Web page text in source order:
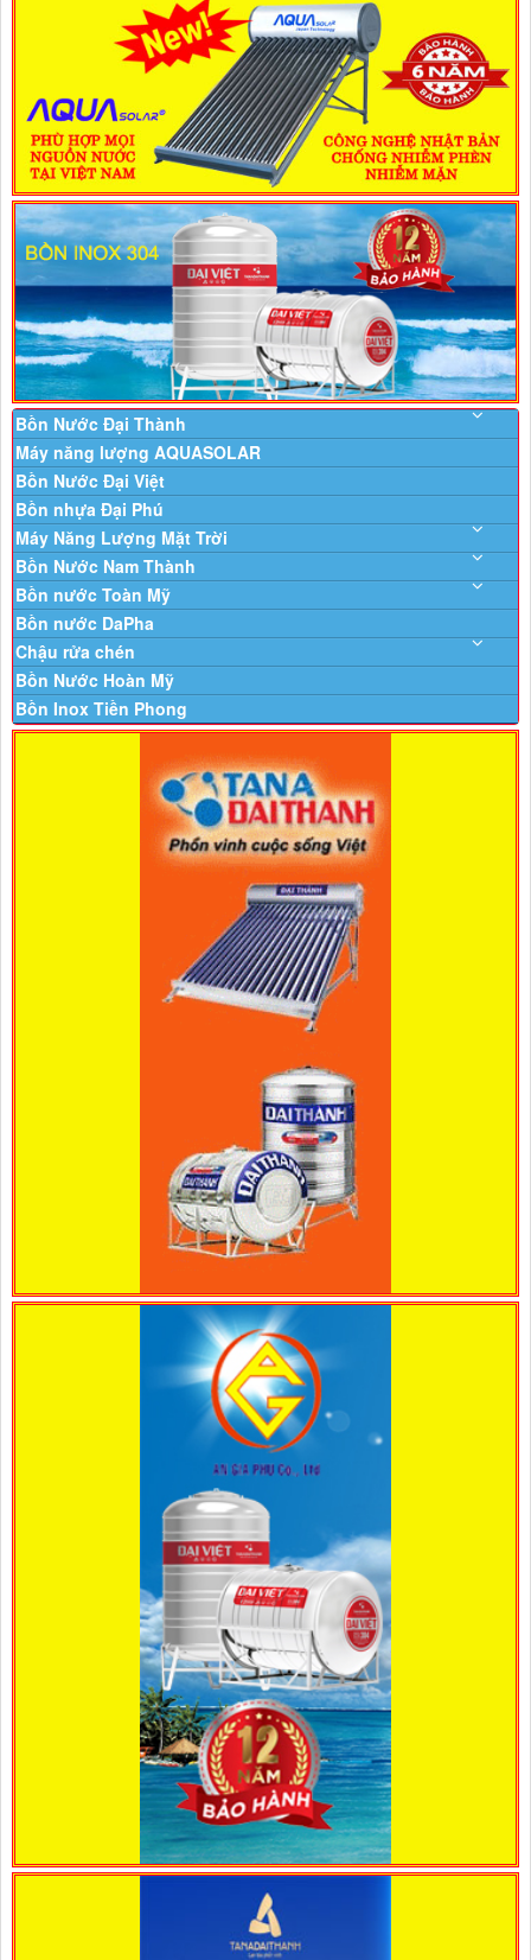
Bồn Nước Đại Thành
Máy năng lượng AQUASOLAR
Bồn Nước Đại Việt
Bồn nhựa Đại Phú
Máy Năng Lượng Mặt Trời
Bồn Nước Nam Thành
Bồn nước Toàn Mỹ
Bồn nước DaPha
Chậu rửa chén
Bồn Nước Hoàn Mỹ
Bồn Inox Tiền Phong